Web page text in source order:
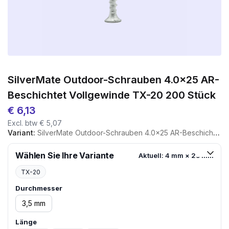
SilverMate Outdoor-Schrauben 4.0×25 AR-
Beschichtet Vollgewinde TX-20 200 Stück
€ 6,13
Excl. btw € 5,07
Variant: SilverMate Outdoor-Schrauben 4.0×25 AR-Beschichtet Vollgewinde TX-20 200 Stück
Wählen Sie Ihre Variante Aktuell: 4 mm × 25 mm
TX-20
Durchmesser
3,5 mm
Länge